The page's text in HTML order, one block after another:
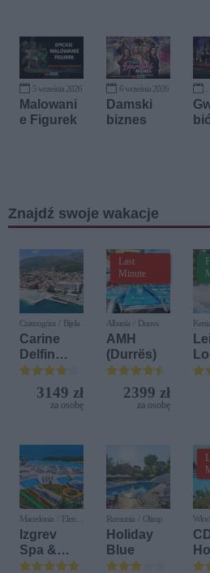
Komedii
5 września 2026
Malowani
e Figurek
6 września 2026
Damski
biznes
23
e
Znajdź swoje wakacje
Czarnogóra / Bijela
Carine
Delfin
Bijela (ex.
Iberostar
Bijela
3149 zł
za osobę
Last
Minute
Albania / Durres
AMH
(Durrës)
2399 zł
za osobę
Macedonia / Elen
Kamen
Izgrev
Spa &
Aquapark
Rumunia / Olimp
Holiday
Blue